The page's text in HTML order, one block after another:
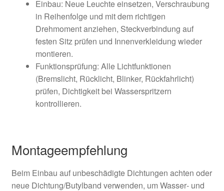
Einbau: Neue Leuchte einsetzen, Verschraubung
in Reihenfolge und mit dem richtigen
Drehmoment anziehen, Steckverbindung auf
festen Sitz prüfen und Innenverkleidung wieder
montieren.
Funktionsprüfung: Alle Lichtfunktionen
(Bremslicht, Rücklicht, Blinker, Rückfahrlicht)
prüfen, Dichtigkeit bei Wasserspritzern
kontrollieren.
Montageempfehlung
Beim Einbau auf unbeschädigte Dichtungen achten oder
neue Dichtung/Butylband verwenden, um Wasser‑ und